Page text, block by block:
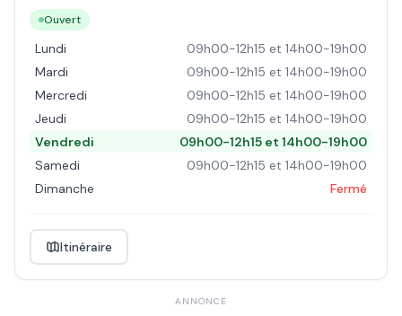
Ouvert
Lundi
09h00-12h15 et 14h00-19h00
Mardi
09h00-12h15 et 14h00-19h00
Mercredi
09h00-12h15 et 14h00-19h00
Jeudi
09h00-12h15 et 14h00-19h00
Vendredi
09h00-12h15 et 14h00-19h00
Samedi
09h00-12h15 et 14h00-19h00
Dimanche
Fermé
Itinéraire
ANNONCE